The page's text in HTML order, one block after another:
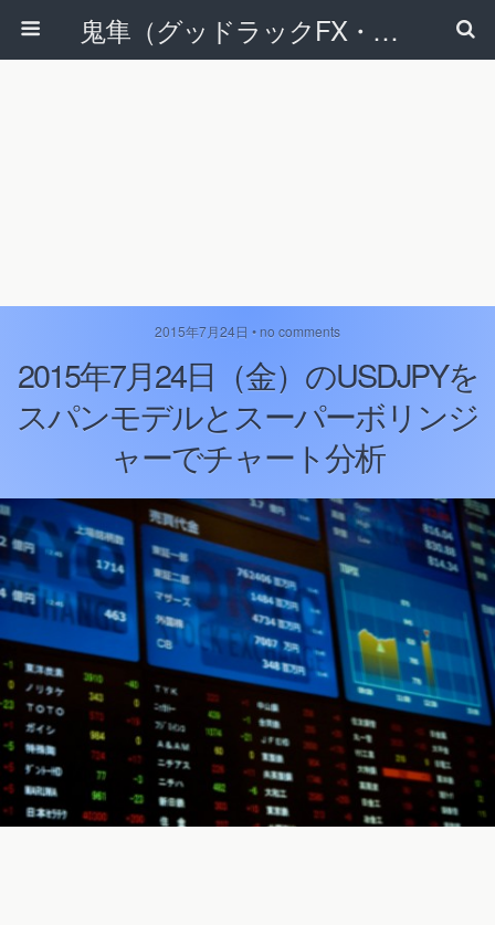
鬼隼（グッドラックFX・改）
2015年7月24日 • no comments
2015年7月24日（金）のUSDJPYを
スパンモデルとスーパーボリンジ
ャーでチャート分析